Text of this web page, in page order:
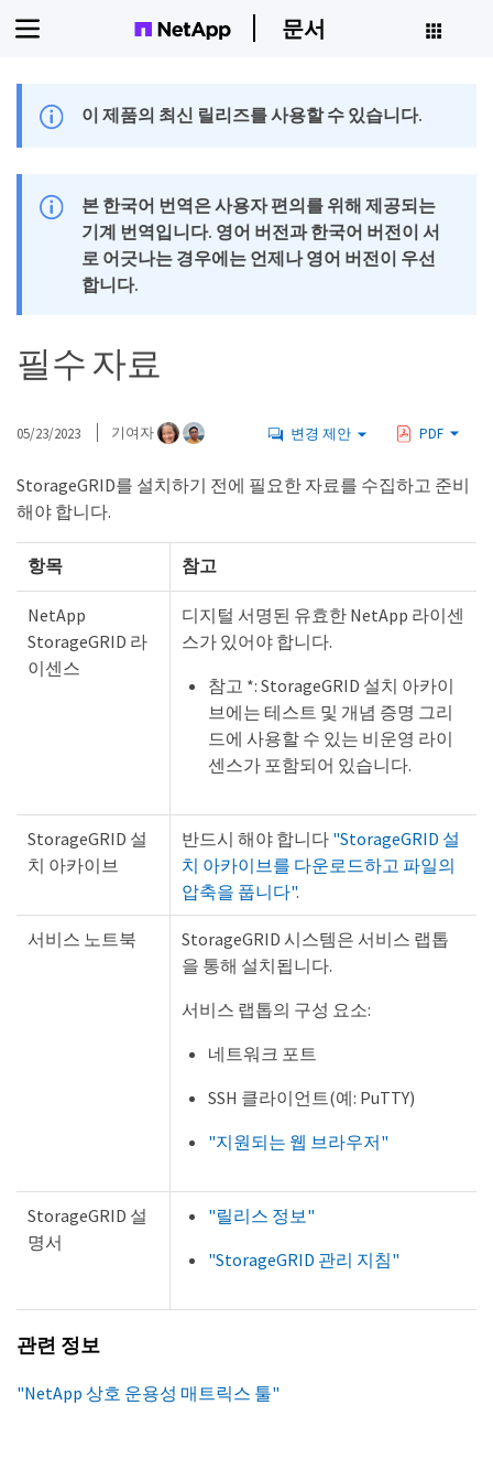
문서
이 제품의 최신 릴리즈를 사용할 수 있습니다.
본 한국어 번역은 사용자 편의를 위해 제공되는
기계 번역입니다. 영어 버전과 한국어 버전이 서
로 어긋나는 경우에는 언제나 영어 버전이 우선
합니다.
필수 자료
05/23/2023 기여자 변경 제안 PDF
StorageGRID를 설치하기 전에 필요한 자료를 수집하고 준비
해야 합니다.
항목 참고
NetApp
StorageGRID 라
이센스
디지털 서명된 유효한 NetApp 라이센
스가 있어야 합니다.
참고 *: StorageGRID 설치 아카이
브에는 테스트 및 개념 증명 그리
드에 사용할 수 있는 비운영 라이
센스가 포함되어 있습니다.
StorageGRID 설
치 아카이브
반드시 해야 합니다 "StorageGRID 설
치 아카이브를 다운로드하고 파일의
압축을 풉니다".
서비스 노트북
StorageGRID 시스템은 서비스 랩톱
을 통해 설치됩니다.
서비스 랩톱의 구성 요소:
네트워크 포트
SSH 클라이언트(예: PuTTY)
"지원되는 웹 브라우저"
StorageGRID 설
명서
"릴리스 정보"
"StorageGRID 관리 지침"
관련 정보
"NetApp 상호 운용성 매트릭스 툴"